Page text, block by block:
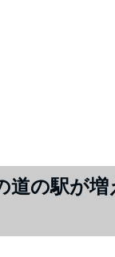
道の駅が